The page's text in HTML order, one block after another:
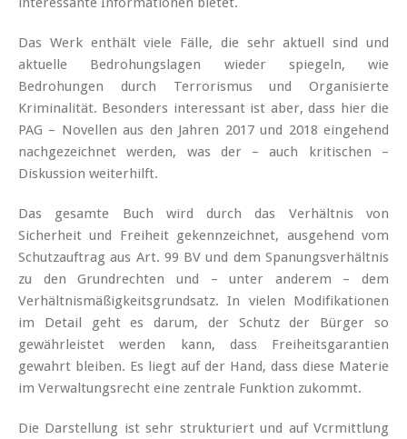
Das Werk enthält viele Fälle, die sehr aktuell sind und
aktuelle Bedrohungslagen wieder spiegeln, wie
Bedrohungen durch Terrorismus und Organisierte
Kriminalität. Besonders interessant ist aber, dass hier die
PAG – Novellen aus den Jahren 2017 und 2018 eingehend
nachgezeichnet werden, was der – auch kritischen –
Diskussion weiterhilft.
Das gesamte Buch wird durch das Verhältnis von
Sicherheit und Freiheit gekennzeichnet, ausgehend vom
Schutzauftrag aus Art. 99 BV und dem Spanungsverhältnis
zu den Grundrechten und – unter anderem – dem
Verhältnismäßigkeitsgrundsatz. In vielen Modifikationen
im Detail geht es darum, der Schutz der Bürger so
gewährleistet werden kann, dass Freiheitsgarantien
gewahrt bleiben. Es liegt auf der Hand, dass diese Materie
im Verwaltungsrecht eine zentrale Funktion zukommt.
Die Darstellung ist sehr strukturiert und auf Vcrmittlung